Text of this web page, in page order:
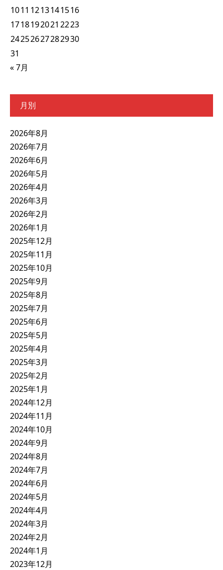
1011 1213141516
1718192021 2223
24252627282930
31
« 7月
月別
2026年8月
2026年7月
2026年6月
2026年5月
2026年4月
2026年3月
2026年2月
2026年1月
2025年12月
2025年11月
2025年10月
2025年9月
2025年8月
2025年7月
2025年6月
2025年5月
2025年4月
2025年3月
2025年2月
2025年1月
2024年12月
2024年11月
2024年10月
2024年9月
2024年8月
2024年7月
2024年6月
2024年5月
2024年4月
2024年3月
2024年2月
2024年1月
2023年12月